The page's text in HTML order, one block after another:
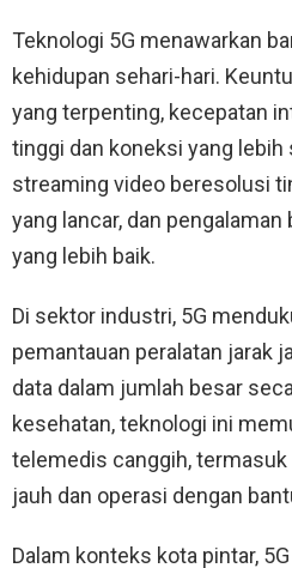
Teknologi 5G menawarkan
kehidupan sehari-hari.
yang terpenting, kecepatan
tinggi dan koneksi yang
streaming video beresolusi
yang lancar, dan
yang lebih baik.
Di sektor industri, 5G
pemantauan peralatan jarak
data dalam jumlah besar
kesehatan, teknologi ini
telemedis canggih,
jauh dan operasi dengan
Dalam konteks kota pintar,